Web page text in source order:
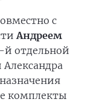
с
Андреем
й отдельной
Александра
комплекты